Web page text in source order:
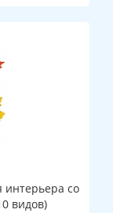
со
видов)